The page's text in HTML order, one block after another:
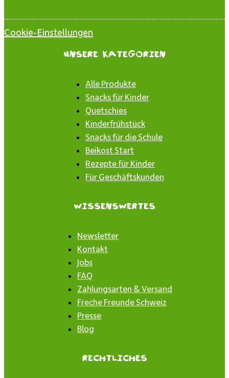
Cookie-Einstellungen
Unsere Kategorien
Alle Produkte
Snacks für Kinder
Quetschies
Kinderfrühstück
Snacks für die Schule
Beikost Start
Rezepte für Kinder
Für Geschäftskunden
Wissenswertes
Newsletter
Kontakt
Jobs
FAQ
Zahlungsarten & Versand
Freche Freunde Schweiz
Presse
Blog
Rechtliches